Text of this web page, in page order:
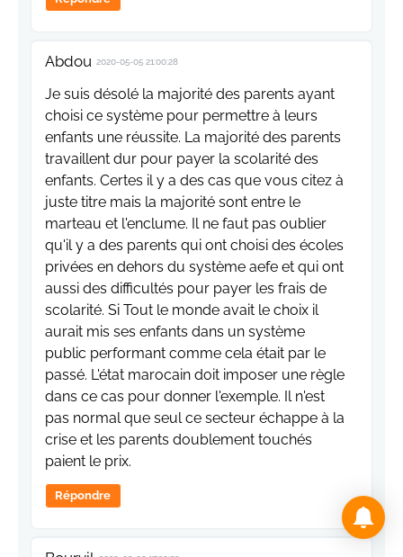
Abdou 2020-05-05 21:00:28
Je suis désolé la majorité des parents ayant
choisi ce système pour permettre à leurs
enfants une réussite. La majorité des parents
travaillent dur pour payer la scolarité des
enfants. Certes il y a des cas que vous citez à
juste titre mais la majorité sont entre le
marteau et l'enclume. Il ne faut pas oublier
qu'il y a des parents qui ont choisi des écoles
privées en dehors du système aefe et qui ont
aussi des difficultés pour payer les frais de
scolarité. Si Tout le monde avait le choix il
aurait mis ses enfants dans un système
public performant comme cela était par le
passé. L'état marocain doit imposer une règle
dans ce cas pour donner l'exemple. Il n'est
pas normal que seul ce secteur échappe à la
crise et les parents doublement touchés
paient le prix.
Répondre